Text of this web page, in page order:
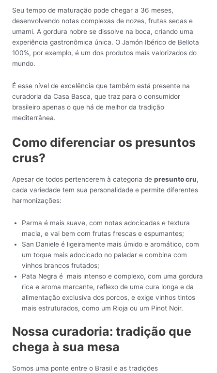
Seu tempo de maturação pode chegar a 36 meses,
desenvolvendo notas complexas de nozes, frutas secas e
umami. A gordura nobre se dissolve na boca, criando uma
experiência gastronômica única. O Jamón Ibérico de Bellota
100%, por exemplo, é um dos produtos mais valorizados do
mundo.
É esse nível de excelência que também está presente na
curadoria da Casa Basca, que traz para o consumidor
brasileiro apenas o que há de melhor da tradição
mediterrânea.
Como diferenciar os presuntos
crus?
Apesar de todos pertencerem à categoria de presunto cru,
cada variedade tem sua personalidade e permite diferentes
harmonizações:
Parma é mais suave, com notas adocicadas e textura
macia, e vai bem com frutas frescas e espumantes;
San Daniele é ligeiramente mais úmido e aromático, com
um toque mais adocicado no paladar e combina com
vinhos brancos frutados;
Pata Negra é mais intenso e complexo, com uma gordura
rica e aroma marcante, reflexo de uma cura longa e da
alimentação exclusiva dos porcos, e exige vinhos tintos
mais estruturados, como um Rioja ou um Pinot Noir.
Nossa curadoria: tradição que
chega à sua mesa
Somos uma ponte entre o Brasil e as tradições